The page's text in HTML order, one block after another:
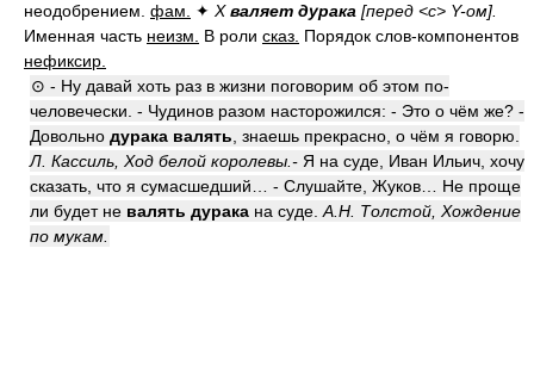
неодобрением. фам. ✦ Х валяет дурака [перед <с> Y-ом].
Именная часть неизм. В роли сказ. Порядок слов-компонентов
нефиксир.
⊙ - Ну давай хоть раз в жизни поговорим об этом по-
человечески. - Чудинов разом насторожился: - Это о чём же? -
Довольно дурака валять , знаешь прекрасно, о чём я говорю.
Л. Кассиль, Ход белой королевы.- Я на суде, Иван Ильич, хочу
сказать, что я сумасшедший… - Слушайте, Жуков… Не проще
ли будет не валять дурака на суде. А.Н. Толстой, Хождение
по мукам.